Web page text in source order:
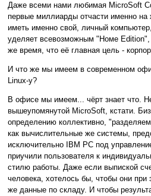
Даже всеми нами любимая MicroSoft
первые миллиарды отчасти именно
иметь именно свой, личный
уделяет всевозможным "Номе Edition",
же время, что её главная цель -
И что же мы имеем в современном
Linux-у?
В офисе мы имеем... чёрт знает что.
вышеупомянутой MicroSoft, кстати.
определению коллективно,
как вычислительные же системы,
исключительно IBM PC под
приучили пользователя к
стилю работы. Даже если выпиской
человека, хотелось бы, чтобы они при
же данные по складу. И чтобы